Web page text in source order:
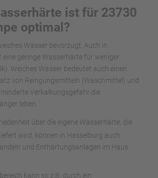
ist für 23730
optimal?
Wasser bevorzugt. Auch in
eine geringe Wasserhärte für weniger
Weiches Wasser bedeutet auch einen
von Reingungsmitteln (Waschmittel) und
Verkalkungsgefahr die
leben.
über die eigene Wasserhärte, die
wird, können in Hasselburg auch
und Enthärtungsanlagen im Haus
kann so z.B. durch ein